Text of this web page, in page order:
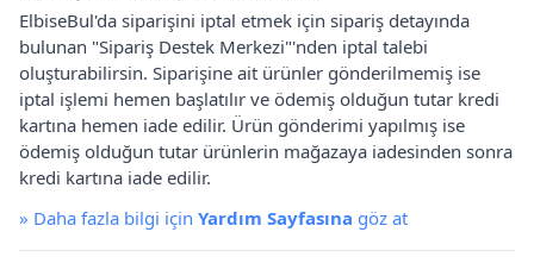
ElbiseBul'da siparişini iptal etmek için sipariş detayında
bulunan "Sipariş Destek Merkezi"'nden iptal talebi
oluşturabilirsin. Siparişine ait ürünler gönderilmemiş ise
iptal işlemi hemen başlatılır ve ödemiş olduğun tutar kredi
kartına hemen iade edilir. Ürün gönderimi yapılmış ise
ödemiş olduğun tutar ürünlerin mağazaya iadesinden sonra
kredi kartına iade edilir.
» Daha fazla bilgi için Yardım Sayfasına göz at